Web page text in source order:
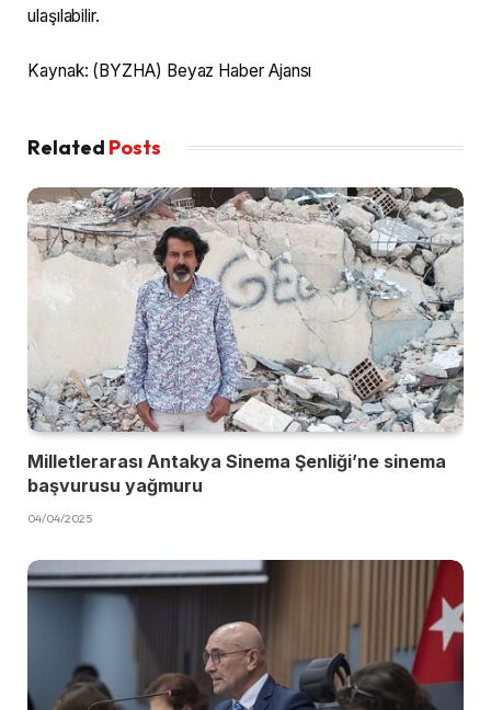
ulaşılabilir.
Kaynak: (BYZHA) Beyaz Haber Ajansı
Related Posts
Milletlerarası Antakya Sinema Şenliği’ne sinema
başvurusu yağmuru
04/04/2025